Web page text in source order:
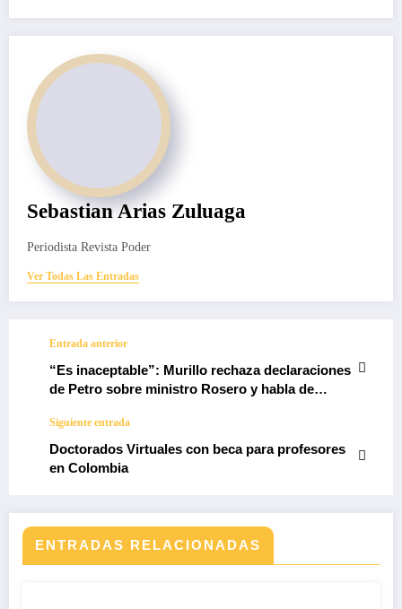
Sebastian Arias Zuluaga
Periodista Revista Poder
Ver Todas Las Entradas
Entrada anterior
“Es inaceptable”: Murillo rechaza declaraciones
de Petro sobre ministro Rosero y habla de
Siguiente entrada
Doctorados Virtuales con beca para profesores
en Colombia
ENTRADAS RELACIONADAS